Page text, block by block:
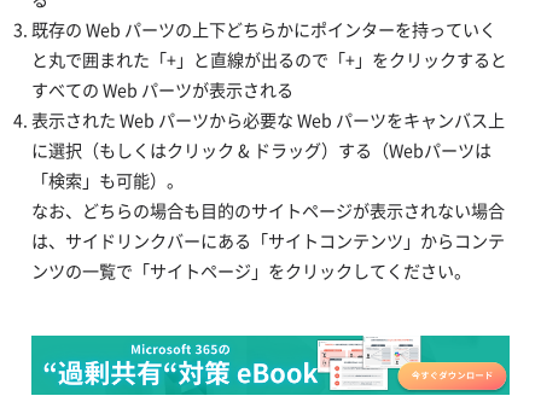
既存の Web パーツの上下どちらかにポインターを持っていく
と丸で囲まれた「+」と直線が出るので「+」をクリックすると
すべての Web パーツが表示される
表示された Web パーツから必要な Web パーツをキャンバス上
に選択（もしくはクリック & ドラッグ）する（Webパーツは
「検索」も可能）。
なお、どちらの場合も目的のサイトページが表示されない場合
は、サイドリンクバーにある「サイトコンテンツ」からコンテ
ンツの一覧で「サイトページ」をクリックしてください。